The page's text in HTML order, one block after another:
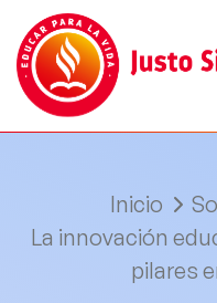
Inicio
La innovación
pilares